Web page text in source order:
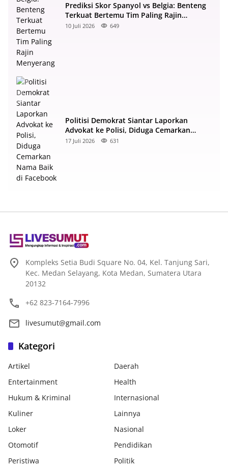
Prediksi Skor Spanyol vs Belgia: Benteng
Terkuat Bertemu Tim Paling Rajin
Menyerang
10 Juli 2026 649
Politisi Demokrat Siantar Laporkan
Advokat ke Polisi, Diduga Cemarkan
Nama Baik di Facebook
17 Juli 2026 631
Kompleks Setia Budi Square No. 04, Kel. Tanjung Sari,
Kec. Medan Selayang, Kota Medan, Sumatera Utara
20132
+62 823-7164-7996
livesumut@gmail.com
Kategori
Artikel
Daerah
Entertainment
Health
Hukum & Kriminal
Internasional
Kuliner
Lainnya
Loker
Nasional
Otomotif
Pendidikan
Peristiwa
Politik